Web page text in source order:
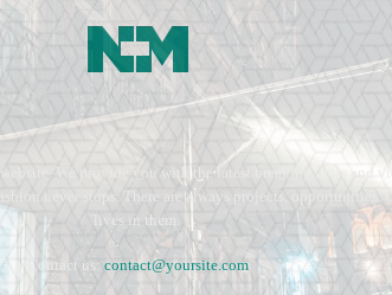
We provide you with the latest breaking news and
never stops. There are always projects, opportunities.
lives in them.
Contact us: contact@yoursite.com